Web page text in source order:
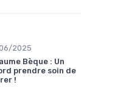
2025
Bèque : Un
prendre soin de
!